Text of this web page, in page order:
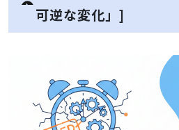
可逆な変化」]